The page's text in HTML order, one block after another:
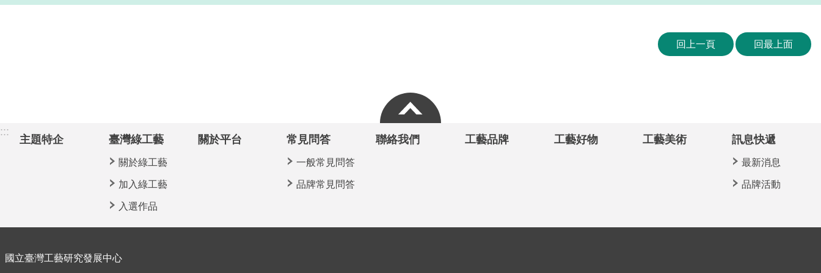
回上一頁 回最上面
:::
主題特企 臺灣綠工藝
關於綠工藝
加入綠工藝
入選作品
關於平台 常見問答
一般常見問答
品牌常見問答
聯絡我們 工藝品牌 工藝好物 工藝美術 訊息快遞
最新消息
品牌活動
國立臺灣工藝研究發展中心